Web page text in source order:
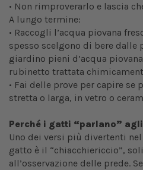
• Non rimproverarlo e lascia
A lungo termine:
• Raccogli l’acqua piovana
spesso scelgono di bere dalle
giardino pieni d’acqua
rubinetto trattata
• Fai delle prove per capire se
stretta o larga, in vetro o
Perché i gatti “parlano”
Uno dei versi più divertenti
gatto è il “chiacchiericcio”,
all’osservazione delle prede.